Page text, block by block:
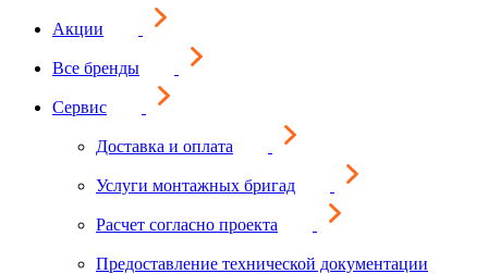
Акции
Все бренды
Сервис
Доставка и оплата
Услуги монтажных бригад
Расчет согласно проекта
Предоставление технической документации